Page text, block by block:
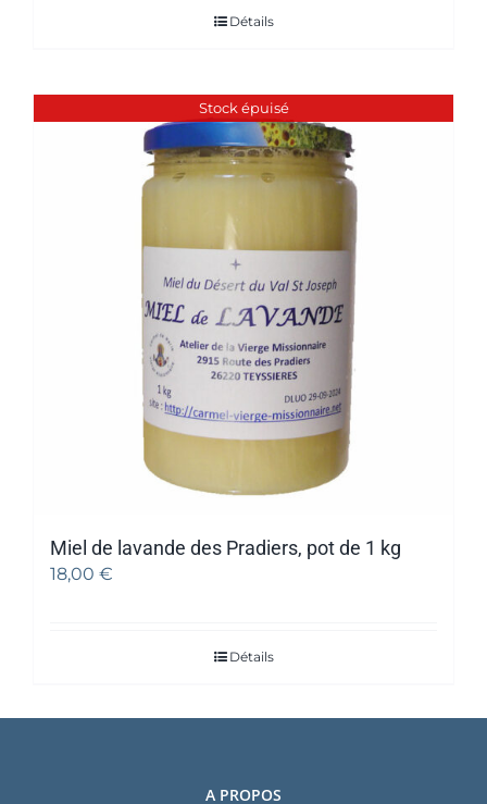
Détails
Stock épuisé
Miel de lavande des Pradiers, pot de 1 kg
18,00 €
Détails
A PROPOS